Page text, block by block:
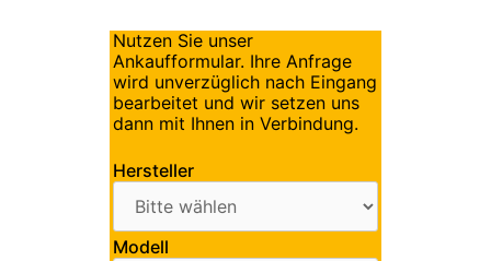
Nutzen Sie unser
Ankaufformular. Ihre Anfrage
wird unverzüglich nach Eingang
bearbeitet und wir setzen uns
dann mit Ihnen in Verbindung.
Hersteller
Modell